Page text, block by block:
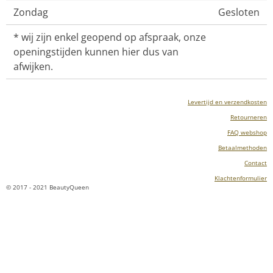
Zondag
Gesloten
* wij zijn enkel geopend op afspraak, onze
openingstijden kunnen hier dus van
afwijken.
Levertijd en verzendkosten
Retourneren
FAQ webshop
Betaalmethoden
Contact
Klachtenformulier
© 2017 - 2021 BeautyQueen